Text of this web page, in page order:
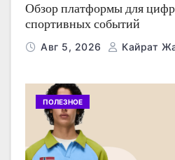
Обзор платформы для
спортивных событий
Авг 5, 2026 Кайрат
ПОЛЕЗНОЕ